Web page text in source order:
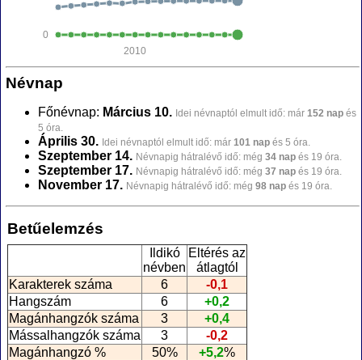
0
2010
Névnap
Főnévnap: Március 10. Idei névnaptól elmult idő: már 152 nap és
5 óra.
Április 30. Idei névnaptól elmult idő: már 101 nap és 5 óra.
Szeptember 14. Névnapig hátralévő idő: még 34 nap és 19 óra.
Szeptember 17. Névnapig hátralévő idő: még 37 nap és 19 óra.
November 17. Névnapig hátralévő idő: még 98 nap és 19 óra.
Betűelemzés
Ildikó
névben
Eltérés az
átlagtól
Karakterek száma
6
-0,1
Hangszám
6
+0,2
Magánhangzók száma
3
+0,4
Mássalhangzók száma
3
-0,2
Magánhangzó %
50% +5,2%